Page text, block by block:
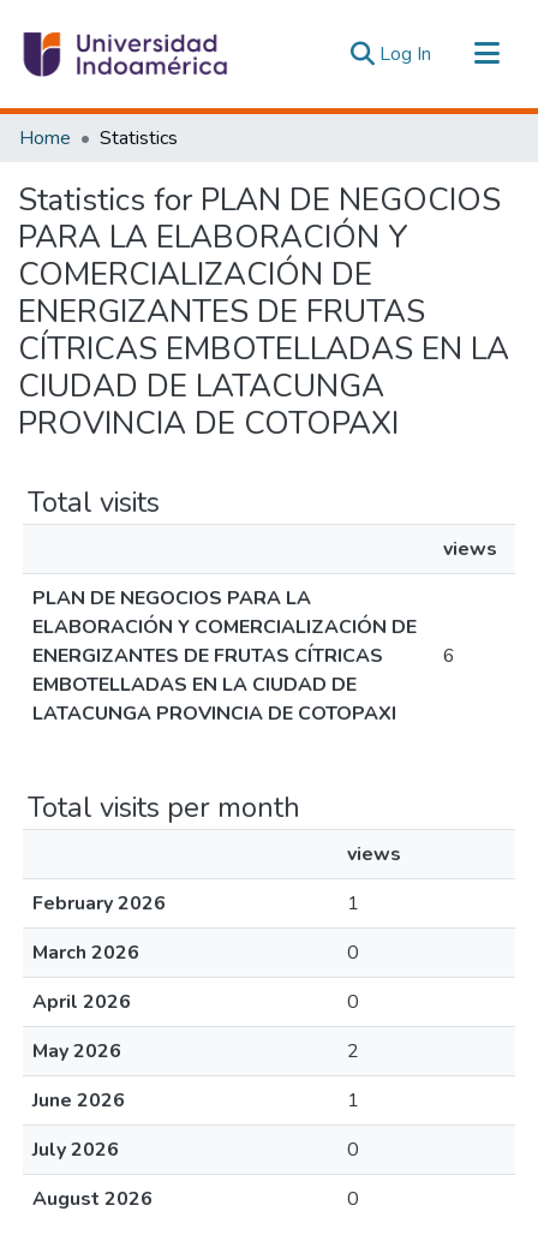
Log In (current)
Communities & Collections
Estadísticas Externas
Home Statistics
Statistics for PLAN DE NEGOCIOS
PARA LA ELABORACIÓN Y
COMERCIALIZACIÓN DE
ENERGIZANTES DE FRUTAS
CÍTRICAS EMBOTELLADAS EN LA
CIUDAD DE LATACUNGA
PROVINCIA DE COTOPAXI
Total visits
views
PLAN DE NEGOCIOS PARA LA
ELABORACIÓN Y COMERCIALIZACIÓN DE
ENERGIZANTES DE FRUTAS CÍTRICAS
EMBOTELLADAS EN LA CIUDAD DE
LATACUNGA PROVINCIA DE COTOPAXI
6
Total visits per month
views
February 2026
1
March 2026
0
April 2026
0
May 2026
2
June 2026
1
July 2026
0
August 2026
0